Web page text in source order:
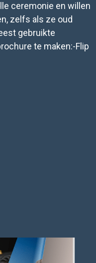
ceremonie en willen
zelfs als ze oud
gebruikte
te maken:-Flip